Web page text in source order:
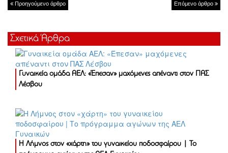
Προηγούμενο άρθρο Επόμενο άρθρο
Σχετικά Άρθρα
Γυναικεία ομάδα ΑΕΛ: «Έπεσαν» μαχόμενες απέναντι στον ΠΑΣ
Λέσβου
Η Λήμνος στον «χάρτη» του γυναικείου ποδοσφαίρου | Το